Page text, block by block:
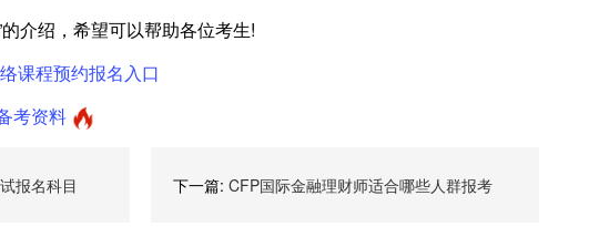
介绍，希望可以帮助各位考生!
课程预约报名入口
考资料
报名科目 下一篇: CFP国际金融理财师适合哪些人群报考